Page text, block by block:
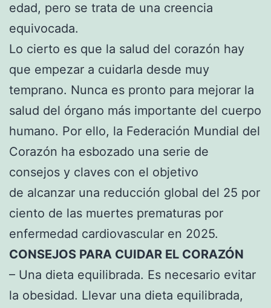
edad, pero se trata de una creencia
equivocada.
Lo cierto es que la salud del corazón hay
que empezar a cuidarla desde muy
temprano. Nunca es pronto para mejorar la
salud del órgano más importante del cuerpo
humano. Por ello, la Federación Mundial del
Corazón ha esbozado una serie de
consejos y claves con el objetivo
de alcanzar una reducción global del 25 por
ciento de las muertes prematuras por
enfermedad cardiovascular en 2025.
CONSEJOS PARA CUIDAR EL CORAZÓN
– Una dieta equilibrada. Es necesario evitar
la obesidad. Llevar una dieta equilibrada,